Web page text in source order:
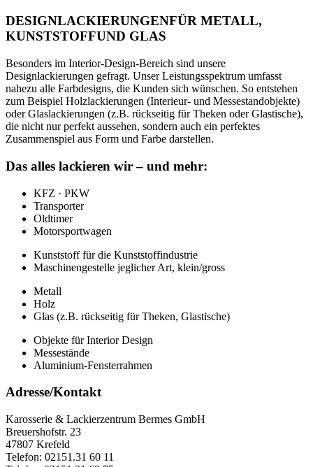
DESIGNLACKIERUNGENFÜR METALL,
KUNSTSTOFFUND GLAS
Besonders im Interior-Design-Bereich sind unsere
Designlackierungen gefragt. Unser Leistungsspektrum umfasst
nahezu alle Farbdesigns, die Kunden sich wünschen. So entstehen
zum Beispiel Holzlackierungen (Interieur- und Messestandobjekte)
oder Glaslackierungen (z.B. rückseitig für Theken oder Glastische),
die nicht nur perfekt aussehen, sondern auch ein perfektes
Zusammenspiel aus Form und Farbe darstellen.
Das alles lackieren wir – und mehr:
KFZ · PKW
Transporter
Oldtimer
Motorsportwagen
Kunststoff für die Kunststoffindustrie
Maschinengestelle jeglicher Art, klein/gross
Metall
Holz
Glas (z.B. rückseitig für Theken, Glastische)
Objekte für Interior Design
Messestände
Aluminium-Fensterrahmen
Adresse/Kontakt
Karosserie & Lackierzentrum Bermes GmbH
Breuershofstr. 23
47807 Krefeld
Telefon: 02151.31 60 11